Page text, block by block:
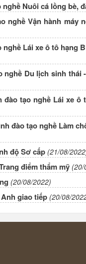
Nuôi cá lồng bè,
Vận hành máy
Lái xe ô tô hạng
Du lịch sinh
tạo nghề Lái xe
đào tạo nghề Làm
độ Sơ cấp (21/08/
điểm thẩm mỹ (20/
(20/08/2022)
giao tiếp (20/08/